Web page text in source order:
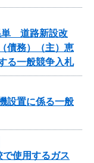
単 道路新設改
債務）（主）恵
る一般競争入札
設置に係る一般
使用するガス